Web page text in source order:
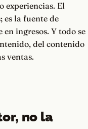
experiencias. El
es la fuente de
ingresos. Y todo se
del contenido
ventas.
no la